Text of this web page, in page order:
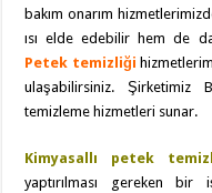
bakım onarım
ısı elde edebilir hem de
Petek temizliği
ulaşabilirsiniz. Şirketimiz
temizleme hizmetleri sunar.
Kimyasallı petek
yaptırılması gereken